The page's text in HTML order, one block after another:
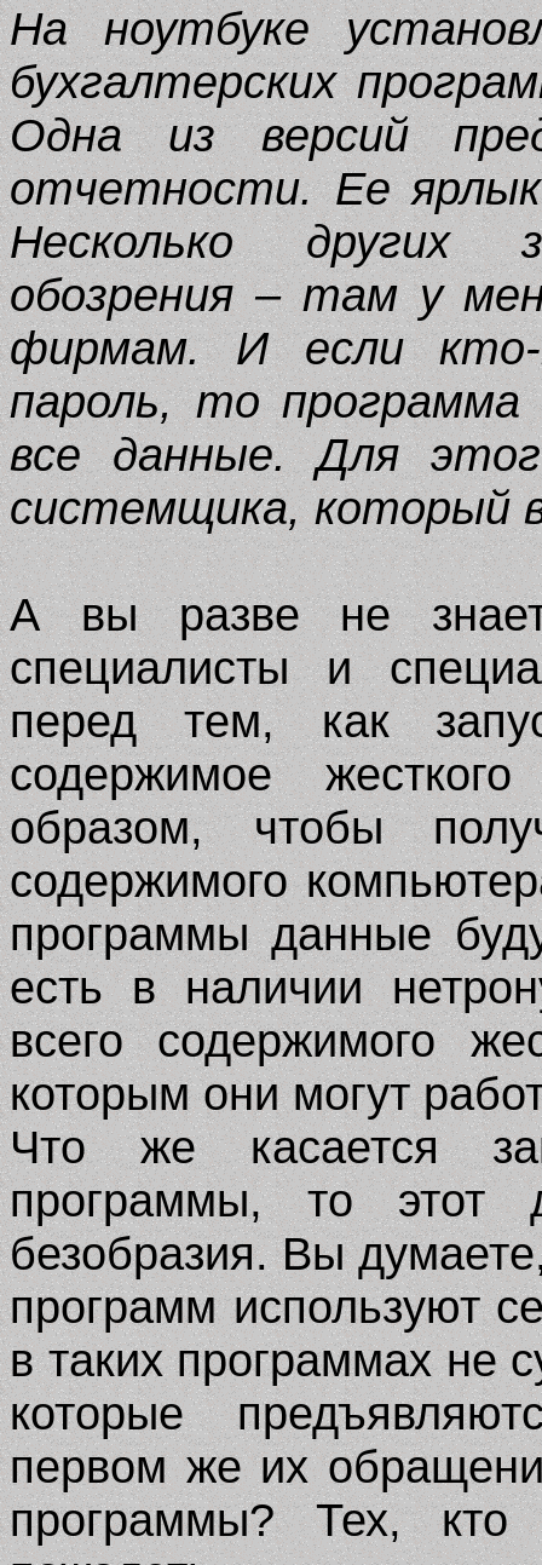
На ноутбуке
бухгалтерских
Одна из версий
отчетности. Ее
Несколько других
обозрения – там у
фирмам. И если
пароль, то
все данные. Для
системщика, который
А вы разве не
специалисты и
перед тем, как
содержимое
образом, чтобы
содержимого
программы данные
есть в наличии
всего содержимого
которым они могут
Что же касается
программы, то
безобразия. Вы
программ используют
в таких программах не
которые
первом же их
программы? Тех, кто